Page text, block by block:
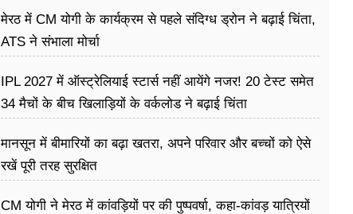
मेरठ में CM योगी के कार्यक्रम से पहले संदिग्ध ड्रोन ने बढ़ाई चिंता,
ATS ने संभाला मोर्चा
IPL 2027 में ऑस्ट्रेलियाई स्टार्स नहीं आयेंगे नजर! 20 टेस्ट समेत
34 मैचों के बीच खिलाड़ियों के वर्कलोड ने बढ़ाई चिंता
मानसून में बीमारियों का बढ़ा खतरा, अपने परिवार और बच्चों को ऐसे
रखें पूरी तरह सुरक्षित
CM योगी ने मेरठ में कांवड़ियों पर की पुष्पवर्षा, कहा-कांवड़ यात्रियों